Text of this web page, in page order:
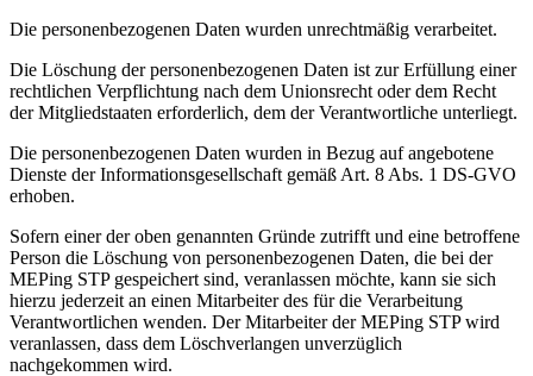
Die personenbezogenen Daten wurden unrechtmäßig verarbeitet.
Die Löschung der personenbezogenen Daten ist zur Erfüllung einer
rechtlichen Verpflichtung nach dem Unionsrecht oder dem Recht
der Mitgliedstaaten erforderlich, dem der Verantwortliche unterliegt.
Die personenbezogenen Daten wurden in Bezug auf angebotene
Dienste der Informationsgesellschaft gemäß Art. 8 Abs. 1 DS-GVO
erhoben.
Sofern einer der oben genannten Gründe zutrifft und eine betroffene
Person die Löschung von personenbezogenen Daten, die bei der
MEPing STP gespeichert sind, veranlassen möchte, kann sie sich
hierzu jederzeit an einen Mitarbeiter des für die Verarbeitung
Verantwortlichen wenden. Der Mitarbeiter der MEPing STP wird
veranlassen, dass dem Löschverlangen unverzüglich
nachgekommen wird.